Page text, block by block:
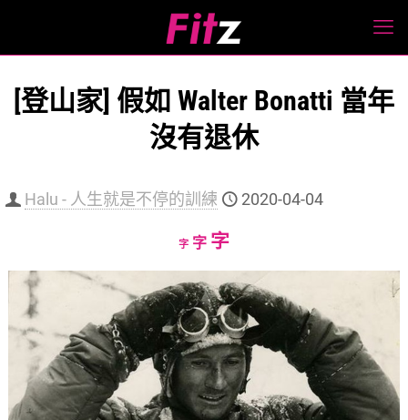
[登山家] 假如 Walter Bonatti 當年
沒有退休
Halu - 人生就是不停的訓練 2020-04-04
字Decrease
size.
字Reset
size.
字Increase
size.